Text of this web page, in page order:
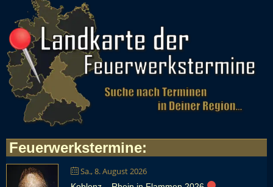
Feuerwerkstermine:
Sa., 8. August 2026